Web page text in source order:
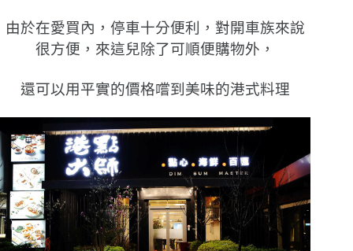
由於在愛買內，停車十分便利，對開車族來說
很方便，來這兒除了可順便購物外，
還可以用平實的價格嚐到美味的港式料理